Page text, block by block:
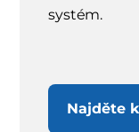
systém.
Najděte